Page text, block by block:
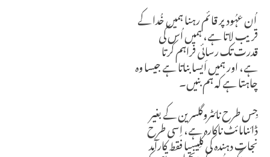
اُن عہُود پر قائم رہنا ہمیں خُدا کے
قریب لاتا ہے، ہمیں اُس کی
قدرت تک رسائی فراہم کرتا
ہے،اور ہمیں اَیسا بناتا ہے جیسا وہ
چاہتا ہے کہ ہم بنیں۔
جِس طرح نائٹروگلسرین کے بغیر
ڈائنامائٹ ناکارہ ہے، اِسی طرح
نجات دہندہ کی کلِیسیا فقط کارآمد